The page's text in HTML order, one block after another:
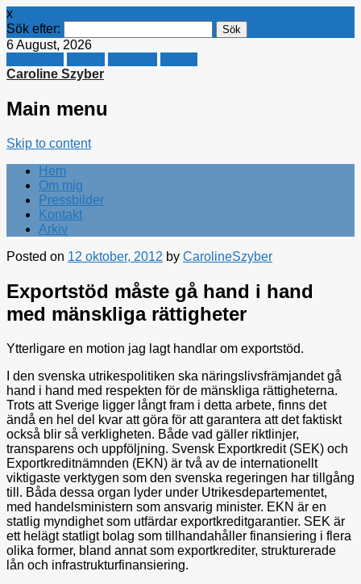
x
Sök efter:
6 August, 2026
Caroline Szyber
Main menu
Skip to content
Hem
Om mig
Pressbilder
Kontakt
Arkiv
Posted on 12 oktober, 2012 by CarolineSzyber
Exportstöd måste gå hand i hand
med mänskliga rättigheter
Ytterligare en motion jag lagt handlar om exportstöd.
I den svenska utrikespolitiken ska näringslivsfrämjandet gå
hand i hand med respekten för de mänskliga rättigheterna.
Trots att Sverige ligger långt fram i detta arbete, finns det
ändå en hel del kvar att göra för att garantera att det faktiskt
också blir så verkligheten. Både vad gäller riktlinjer,
transparens och uppföljning. Svensk Exportkredit (SEK) och
Exportkreditnämnden (EKN) är två av de internationellt
viktigaste verktygen som den svenska regeringen har tillgång
till. Båda dessa organ lyder under Utrikesdepartementet,
med handelsministern som ansvarig minister. EKN är en
statlig myndighet som utfärdar exportkreditgarantier. SEK är
ett helägt statligt bolag som tillhandahåller finansiering i flera
olika former, bland annat som exportkrediter, strukturerade
lån och infrastrukturfinansiering.